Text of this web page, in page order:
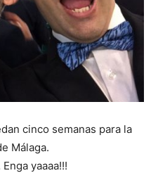
cinco semanas para la
Málaga.
yaaaa!!!